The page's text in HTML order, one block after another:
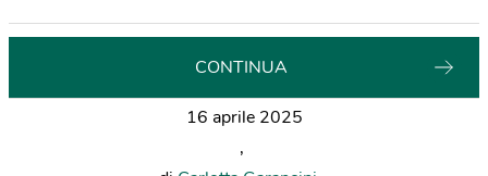
CONTINUA
16 aprile 2025
,